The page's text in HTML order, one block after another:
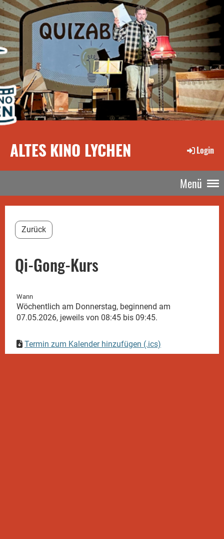
ALTES KINO LYCHEN Login
Menü
Zurück
Qi-Gong-Kurs
Wann
Wöchentlich am Donnerstag, beginnend am
07.05.2026, jeweils von 08:45 bis 09:45.
Termin zum Kalender hinzufügen (.ics)